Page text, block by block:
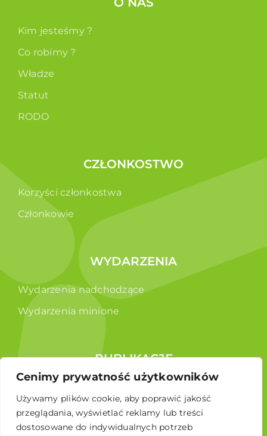
Cenimy prywatność użytkowników
Używamy plików cookie, aby poprawić jakość
przeglądania, wyświetlać reklamy lub treści
dostosowane do indywidualnych potrzeb
Kim jesteśmy ?
Co robimy ?
Władze
Statut
RODO
CZŁONKOSTWO
Korzyści członkostwa
Członkowie
WYDARZENIA
Wydarzenia nadchodzące
Wydarzenia minione
PUBLIKACJE
Raporty
Broszura edukacyjna